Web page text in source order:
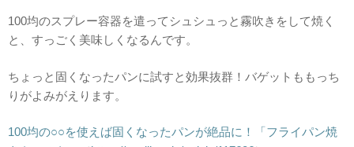
100均のスプレー容器を遣ってシュシュっと霧吹きをして焼く
と、すっごく美味しくなるんです。
ちょっと固くなったパンに試すと効果抜群！バゲットももっち
りがよみがえります。
100均の○○を使えば固くなったパンが絶品に！「フライパン焼